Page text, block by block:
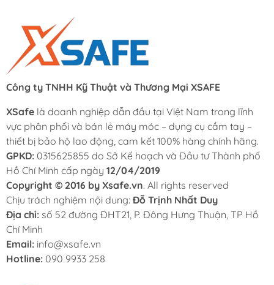
Công ty TNHH Kỹ Thuật và Thương Mại XSAFE
XSafe là doanh nghiệp dẫn đầu tại Việt Nam trong lĩnh
vực phân phối và bán lẻ máy móc – dụng cụ cầm tay –
thiết bị bảo hộ lao động, cam kết 100% hàng chính hãng.
GPKD: 0315625855 do Sở Kế hoạch và Đầu tư Thành phố
Hồ Chí Minh cấp ngày 12/04/2019
Copyright © 2016 by Xsafe.vn. All rights reserved
Chịu trách nghiệm nội dung: Đỗ Trịnh Nhất Duy
Địa chỉ: số 52 đường ĐHT21, P. Đông Hưng Thuận, TP Hồ
Chí Minh
Email: info@xsafe.vn
Hotline: 090 9933 258